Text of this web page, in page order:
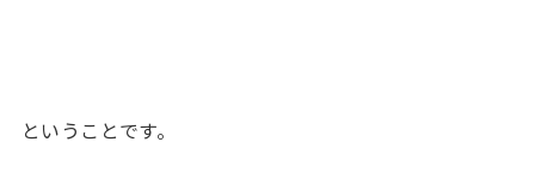
ということです。